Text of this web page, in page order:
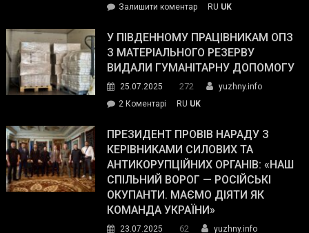
Залишити коментарon
завойовує
симпатії
виборців
The
Street
Journal.
RU UK
У ПІВДЕННОМУ ПРАЦІВНИКАМ ОПЗ
З МАТЕРІАЛЬНОГО РЕЗЕРВУ
ВИДАЛИ ГУМАНІТАРНУ ДОПОМОГУ
25.07.2025 272
yuzhny.info
2 Коментарі
Південному
працівникам
ОПЗ
з
матеріального
резерву
RU UK
ПРЕЗИДЕНТ ПРОВІВ НАРАДУ З
КЕРІВНИКАМИ СИЛОВИХ ТА
АНТИКОРУПЦІЙНИХ ОРГАНІВ: «НАШ
СПІЛЬНИЙ ВОРОГ — РОСІЙСЬКІ
ОКУПАНТИ. МАЄМО ДІЯТИ ЯК
КОМАНДА УКРАЇНИ»
23.07.2025 62
yuzhny.info